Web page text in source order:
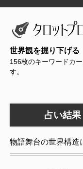
世界観を掘り下げる
156枚のキーワードカ
す。
占い結果
物語舞台の世界構造